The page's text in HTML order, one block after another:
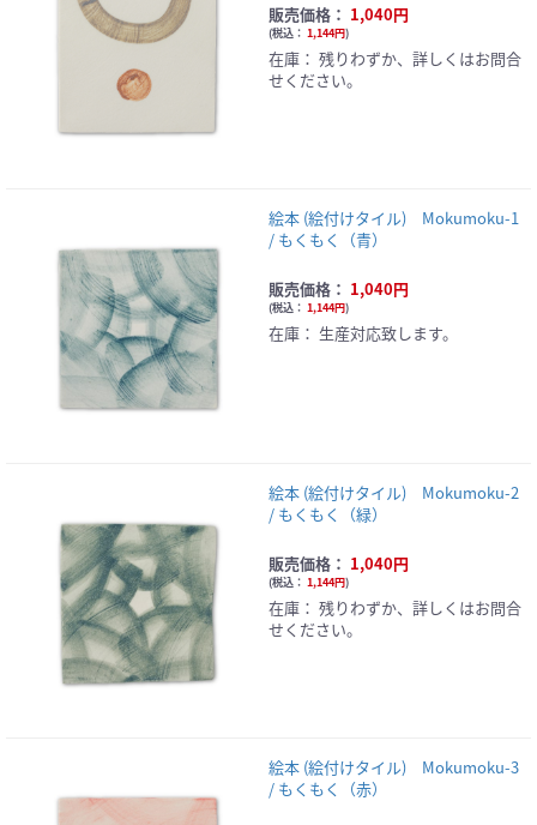
販売価格： 1,040円
(税込： 1,144円)
在庫： 残りわずか、詳しくはお問合
せください。
絵本 (絵付けタイル) Mokumoku-1
/ もくもく（青）
販売価格： 1,040円
(税込： 1,144円)
在庫： 生産対応致します。
絵本 (絵付けタイル) Mokumoku-2
/ もくもく（緑）
販売価格： 1,040円
(税込： 1,144円)
在庫： 残りわずか、詳しくはお問合
せください。
絵本 (絵付けタイル) Mokumoku-3
/ もくもく（赤）